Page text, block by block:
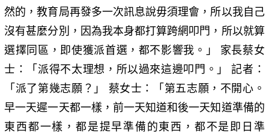
然的，教育局再發多一次訊息說毋須理會，所以我自己
沒有甚麼分別，因為我本身都打算跨網叩門，所以就算
選擇同區，即使獲派首選，都不影響我。」 家長蔡女
士：「派得不太理想，所以過來這邊叩門。」 記者：
「派了第幾志願？」 蔡女士：「第五志願，不開心。
早一天遲一天都一樣，前一天知道和後一天知道準備的
東西都一樣，都是提早準備的東西，都不是即日準